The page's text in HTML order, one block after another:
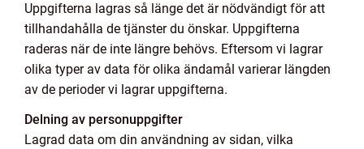
Uppgifterna lagras så länge det är nödvändigt för att
tillhandahålla de tjänster du önskar. Uppgifterna
raderas när de inte längre behövs. Eftersom vi lagrar
olika typer av data för olika ändamål varierar längden
av de perioder vi lagrar uppgifterna.
Delning av personuppgifter
Lagrad data om din användning av sidan, vilka